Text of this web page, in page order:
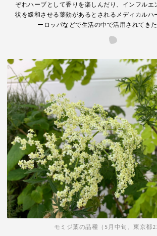
ぞれハーブとして香りを楽しんだり、インフルエ
状を緩和させる薬効があるとされるメディカルハ
ーロッパなどで生活の中で活用されてきた
モミジ葉の品種（5月中旬、東京都